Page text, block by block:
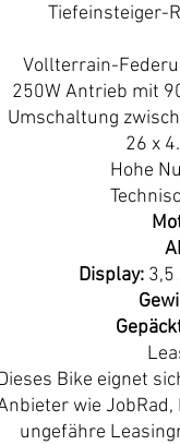
Tiefeinsteiger-
Vollterrain-
250W Antrieb mit
Umschaltung
26 x
Hohe
Display: 3,5
Bike eignet
wie JobRad,
ungefähre